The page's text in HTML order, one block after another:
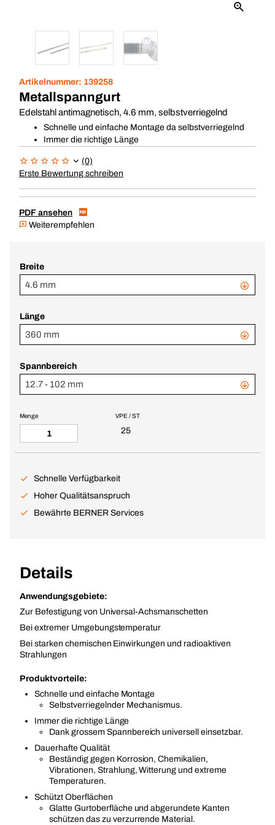
Artikelnummer: 139258
Metallspanngurt
Edelstahl antimagnetisch, 4.6 mm, selbstverriegelnd
Schnelle und einfache Montage da selbstverriegelnd
Immer die richtige Länge
(0)
Erste Bewertung schreiben
PDF ansehen
Weiterempfehlen
Breite
4.6 mm
Länge
360 mm
Spannbereich
12.7 - 102 mm
VPE / ST
25
Menge
Schnelle Verfügbarkeit
Hoher Qualitätsanspruch
Bewährte BERNER Services
Details
Anwendungsgebiete:
Zur Befestigung von Universal-Achsmanschetten
Bei extremer Umgebungstemperatur
Bei starken chemischen Einwirkungen und radioaktiven
Strahlungen
Produktvorteile:
Schnelle und einfache Montage
Selbstverriegelnder Mechanismus.
Immer die richtige Länge
Dank grossem Spannbereich universell einsetzbar.
Dauerhafte Qualität
Beständig gegen Korrosion, Chemikalien,
Vibrationen, Strahlung, Witterung und extreme
Temperaturen.
Schützt Oberflächen
Glatte Gurtoberfläche und abgerundete Kanten
schützen das zu verzurrende Material.